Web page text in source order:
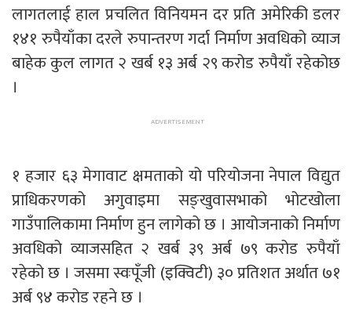
लागतलाई हाल प्रचलित विनियमन दर प्रति अमेरिकी डलर
१४१ रुपैयाँका दरले रुपान्तरण गर्दा निर्माण अवधिको व्याज
बाहेक कुल लागत २ खर्ब १३ अर्ब २९ करोड रुपैयाँ रहेकोछ
।
१ हजार ६३ मेगावाट क्षमताको यो परियोजना नेपाल विद्युत
प्राधिकरणको अगुवाइमा सङ्खुवासभाको भोटखोला
गाउँपालिकामा निर्माण हुन लागेको छ । आयोजनाको निर्माण
अवधिको व्याजसहित २ खर्ब ३९ अर्ब ७९ करोड रुपैयाँ
रहेको छ । जसमा स्वःपूँजी (इक्विटी) ३० प्रतिशत अर्थात ७१
अर्ब ९४ करोड रहने छ ।